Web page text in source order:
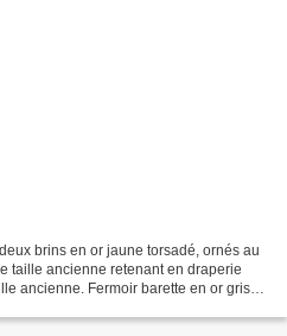
brins en or jaune torsadé, ornés au
taille ancienne retenant en draperie
ancienne. Fermoir barette en or gris